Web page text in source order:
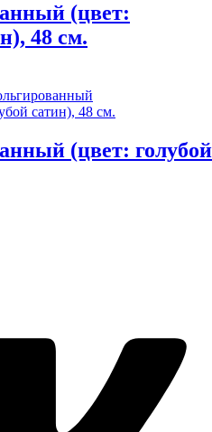
(цвет:
48 см.
(цвет: голубой